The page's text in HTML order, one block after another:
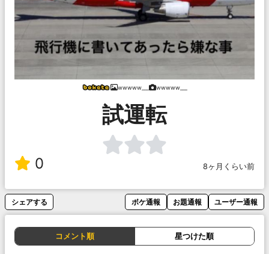
wwwww___ wwwww___
試運転
0 8ヶ月くらい前
シェアする ボケ通報 お題通報 ユーザー通報
コメント順 星つけた順